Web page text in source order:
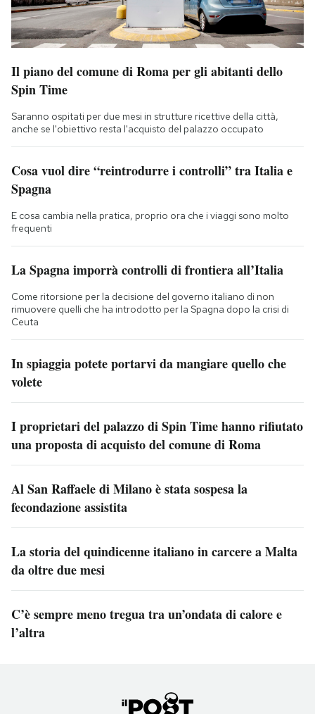
Il piano del comune di Roma per gli abitanti dello
Spin Time
Saranno ospitati per due mesi in strutture ricettive della città,
anche se l'obiettivo resta l'acquisto del palazzo occupato
Cosa vuol dire “reintrodurre i controlli” tra Italia e
Spagna
E cosa cambia nella pratica, proprio ora che i viaggi sono molto
frequenti
La Spagna imporrà controlli di frontiera all’Italia
Come ritorsione per la decisione del governo italiano di non
rimuovere quelli che ha introdotto per la Spagna dopo la crisi di
Ceuta
In spiaggia potete portarvi da mangiare quello che
volete
I proprietari del palazzo di Spin Time hanno rifiutato
una proposta di acquisto del comune di Roma
Al San Raffaele di Milano è stata sospesa la
fecondazione assistita
La storia del quindicenne italiano in carcere a Malta
da oltre due mesi
C’è sempre meno tregua tra un’ondata di calore e
l’altra